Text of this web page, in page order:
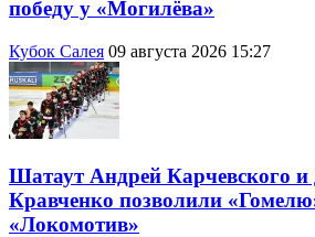
победу у «Могилёва»
Кубок Салея 09 августа 2026 15:27
Шатаут Андрей Карчевского
Кравченко позволили
«Локомотив»